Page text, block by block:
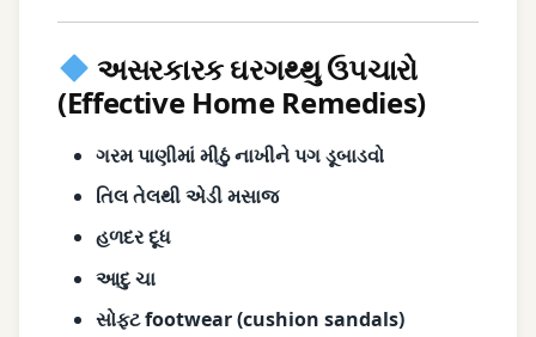
અસરકારક ઘરગથ્થુ ઉપચારો
(Effective Home Remedies)
ગરમ પાણીમાં મીઠું નાખીને પગ ડૂબાડવો
તિલ તેલથી એડી મસાજ
હળદર દૂધ
આદુ ચા
સોફ્ટ footwear (cushion sandals)